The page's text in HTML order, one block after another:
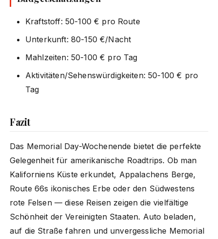
Kraftstoff: 50-100 € pro Route
Unterkunft: 80-150 €/Nacht
Mahlzeiten: 50-100 € pro Tag
Aktivitäten/Sehenswürdigkeiten: 50-100 € pro
Tag
Fazit
Das Memorial Day-Wochenende bietet die perfekte
Gelegenheit für amerikanische Roadtrips. Ob man
Kaliforniens Küste erkundet, Appalachens Berge,
Route 66s ikonisches Erbe oder den Südwestens
rote Felsen — diese Reisen zeigen die vielfältige
Schönheit der Vereinigten Staaten. Auto beladen,
auf die Straße fahren und unvergessliche Memorial